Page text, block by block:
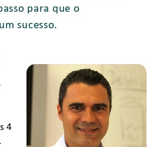
para que o
sucesso.
4